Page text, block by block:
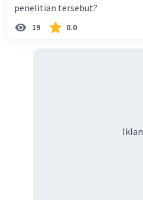
penelitian tersebut?
19 0.0
Iklan